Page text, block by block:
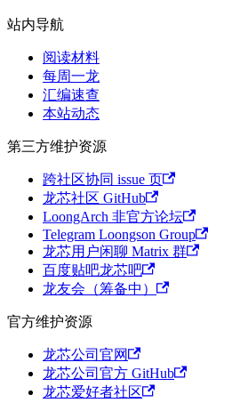
站内导航
阅读材料
每周一龙
汇编速查
本站动态
第三方维护资源
跨社区协同 issue 页
龙芯社区 GitHub
LoongArch 非官方论坛
Telegram Loongson Group
龙芯用户闲聊 Matrix 群
百度贴吧龙芯吧
龙友会（筹备中）
官方维护资源
龙芯公司官网
龙芯公司官方 GitHub
龙芯爱好者社区